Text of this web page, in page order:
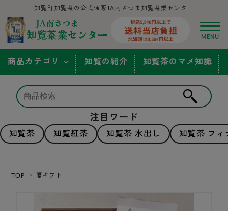
知覧町知覧茶の公式通販JA南さつま知覧茶業センター
商品カテゴリ 知覧の紹介 知覧茶のマメ知識
注目ワード
知覧茶 知覧紅茶 知覧茶 水出し 知覧茶 フィ
TOP 夏ギフト